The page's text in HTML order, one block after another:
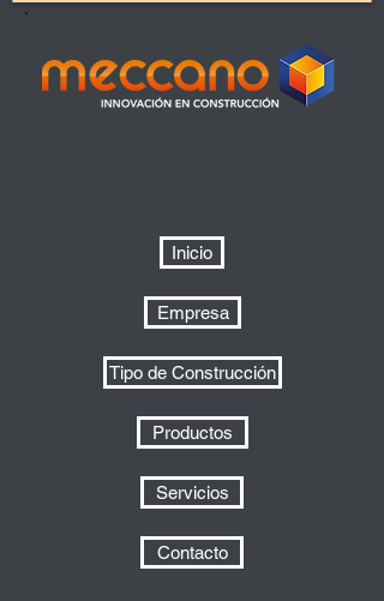
Inicio
Empresa
Tipo de Construcción
Productos
Servicios
Contacto